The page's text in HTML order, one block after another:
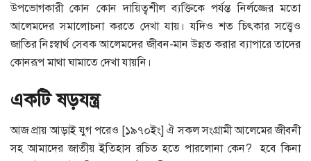
উপভোগকারী কোন কোন দায়িত্বশীল ব্যক্তিকে পর্যন্ত নির্লজ্জের মতো
আলেমদের সমালোচনা করতে দেখা যায়। যদিও শত চিৎকার সত্ত্বেও
জাতির নিঃস্বার্থ সেবক আলেমদের জীবন-মান উন্নত করার ব্যাপারে তাদের
কোনরূপ মাথা ঘামাতে দেখা যায়নি।
একটি ষড়যন্ত্র
আজ প্রায় আড়াই যুগ পরেও [১৯৭০ইং] ঐ সকল সংগ্রামী আলেমের জীবনী
সহ আমাদের জাতীয় ইতিহাস রচিত হতে পারলোনা কেন? হবে কিনা